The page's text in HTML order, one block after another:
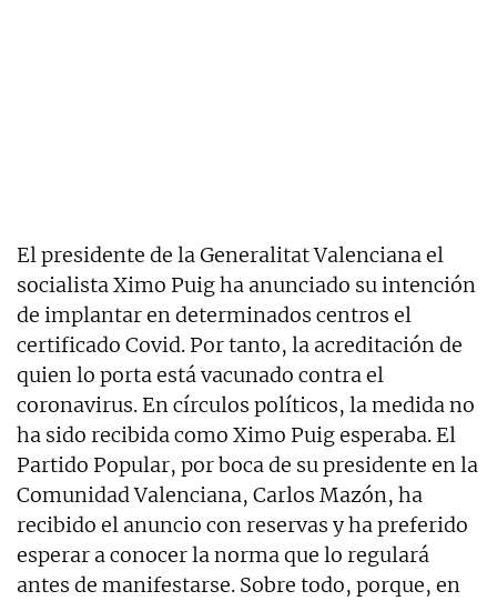
El presidente de la Generalitat Valenciana el
socialista Ximo Puig ha anunciado su intención
de implantar en determinados centros el
certificado Covid. Por tanto, la acreditación de
quien lo porta está vacunado contra el
coronavirus. En círculos políticos, la medida no
ha sido recibida como Ximo Puig esperaba. El
Partido Popular, por boca de su presidente en la
Comunidad Valenciana, Carlos Mazón, ha
recibido el anuncio con reservas y ha preferido
esperar a conocer la norma que lo regulará
antes de manifestarse. Sobre todo, porque, en